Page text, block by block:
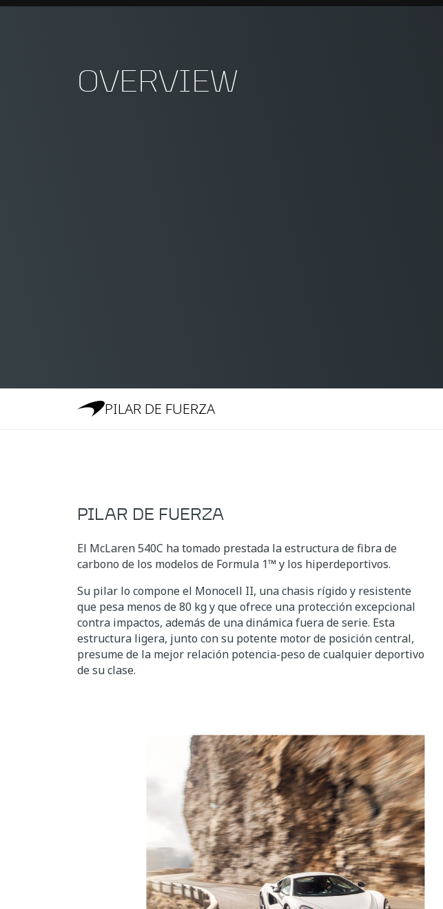
OVERVIEW
PILAR DE FUERZA
PILAR DE FUERZA
El McLaren 540C ha tomado prestada la estructura de fibra de
carbono de los modelos de Formula 1™ y los hiperdeportivos.
Su pilar lo compone el Monocell II, una chasis rígido y resistente
que pesa menos de 80 kg y que ofrece una protección excepcional
contra impactos, además de una dinámica fuera de serie. Esta
estructura ligera, junto con su potente motor de posición central,
presume de la mejor relación potencia-peso de cualquier deportivo
de su clase.